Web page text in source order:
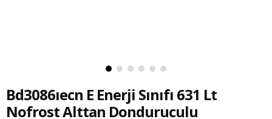
Bd3086ıecn E Enerji Sınıfı 631 Lt
Nofrost Alttan Donduruculu